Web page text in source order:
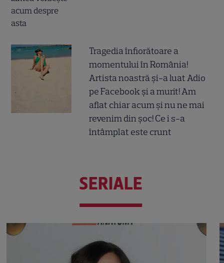
Tragedia înfiorătoare a
momentului în România!
Artista noastră și-a luat Adio
pe Facebook și a murit! Am
aflat chiar acum și nu ne mai
revenim din șoc! Ce i s-a
întâmplat este crunt
SERIALE